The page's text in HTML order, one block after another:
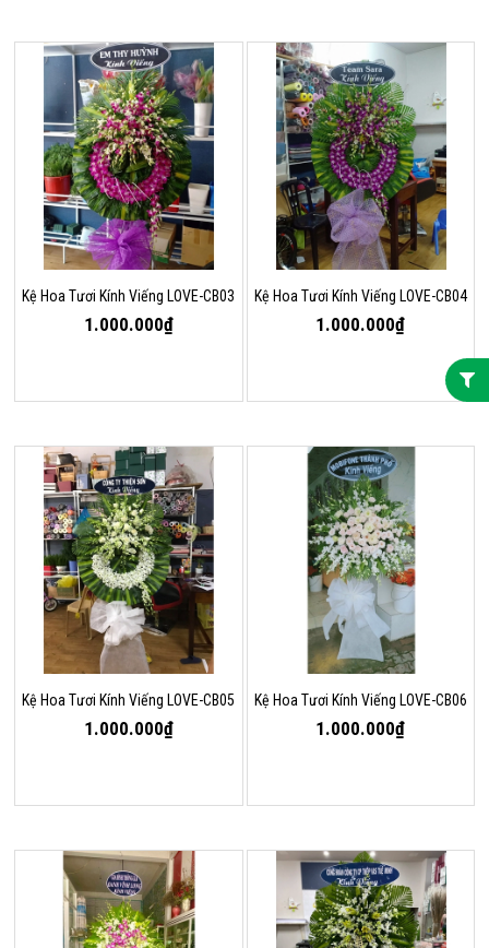
Kệ Hoa Tươi Kính Viếng LOVE-CB03
1.000.000₫
Kệ Hoa Tươi Kính Viếng LOVE-CB04
1.000.000₫
Kệ Hoa Tươi Kính Viếng LOVE-CB05
1.000.000₫
Kệ Hoa Tươi Kính Viếng LOVE-CB06
1.000.000₫